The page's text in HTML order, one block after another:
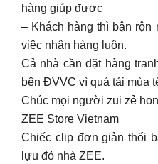
hàng giúp được
– Khách hàng thì bận rộn
việc nhận hàng luôn.
Cả nhà cần đặt hàng
bên ĐVVC vì quá tải mùa
Chúc mọi người zui zẻ
ZEE Store Vietnam
Chiếc clip đơn giản thổi
lựu đỏ nhà ZEE.